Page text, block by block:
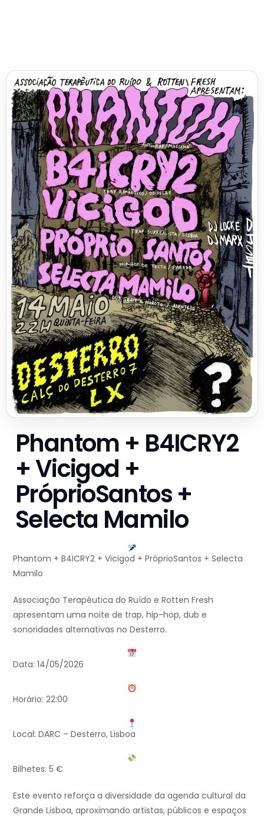
Phantom + B4ICRY2
+ Vicigod +
PróprioSantos +
Selecta Mamilo
Phantom + B4ICRY2 + Vicigod + PróprioSantos + Selecta
Mamilo
Associação Terapêutica do Ruído e Rotten Fresh
apresentam uma noite de trap, hip-hop, dub e
sonoridades alternativas no Desterro.
Data: 14/05/2026
Horário: 22:00
Local: DARC – Desterro, Lisboa
Bilhetes: 5 €
Este evento reforça a diversidade da agenda cultural da
Grande Lisboa, aproximando artistas, públicos e espaços